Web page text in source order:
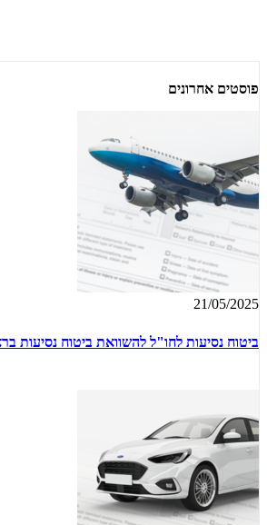
פוסטים אחרונים
21/05/2025
ביטוח נסיעות לחו"ל להשוואת ביטוח נסיעות